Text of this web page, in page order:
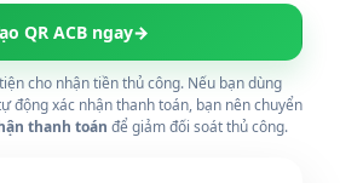
QR ACB ngay→
cho nhận tiền thủ công. Nếu bạn dùng
động xác nhận thanh toán, bạn nên chuyển
thanh toán để giảm đối soát thủ công.